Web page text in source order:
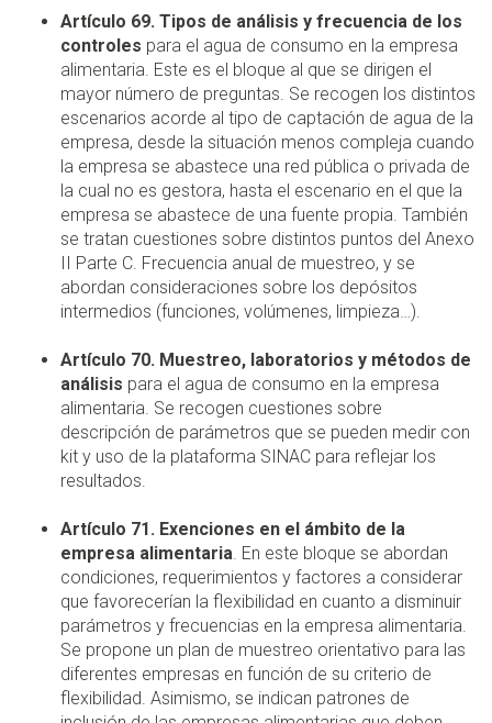
Artículo 69. Tipos de análisis y frecuencia de los
controles para el agua de consumo en la empresa
alimentaria. Este es el bloque al que se dirigen el
mayor número de preguntas. Se recogen los distintos
escenarios acorde al tipo de captación de agua de la
empresa, desde la situación menos compleja cuando
la empresa se abastece una red pública o privada de
la cual no es gestora, hasta el escenario en el que la
empresa se abastece de una fuente propia. También
se tratan cuestiones sobre distintos puntos del Anexo
II Parte C. Frecuencia anual de muestreo, y se
abordan consideraciones sobre los depósitos
intermedios (funciones, volúmenes, limpieza…).
Artículo 70. Muestreo, laboratorios y métodos de
análisis para el agua de consumo en la empresa
alimentaria. Se recogen cuestiones sobre
descripción de parámetros que se pueden medir con
kit y uso de la plataforma SINAC para reflejar los
resultados.
Artículo 71. Exenciones en el ámbito de la
empresa alimentaria . En este bloque se abordan
condiciones, requerimientos y factores a considerar
que favorecerían la flexibilidad en cuanto a disminuir
parámetros y frecuencias en la empresa alimentaria.
Se propone un plan de muestreo orientativo para las
diferentes empresas en función de su criterio de
flexibilidad. Asimismo, se indican patrones de